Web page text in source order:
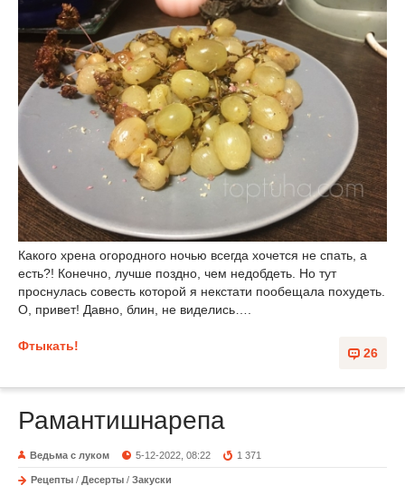
Какого хрена огородного ночью всегда хочется не спать, а
есть?! Конечно, лучше поздно, чем недобдеть. Но тут
проснулась совесть которой я некстати пообещала похудеть.
О, привет! Давно, блин, не виделись….
26
Фтыкать!
Рамантишнарепа
Ведьма с луком 5-12-2022, 08:22 1 371
Рецепты / Десерты / Закуски